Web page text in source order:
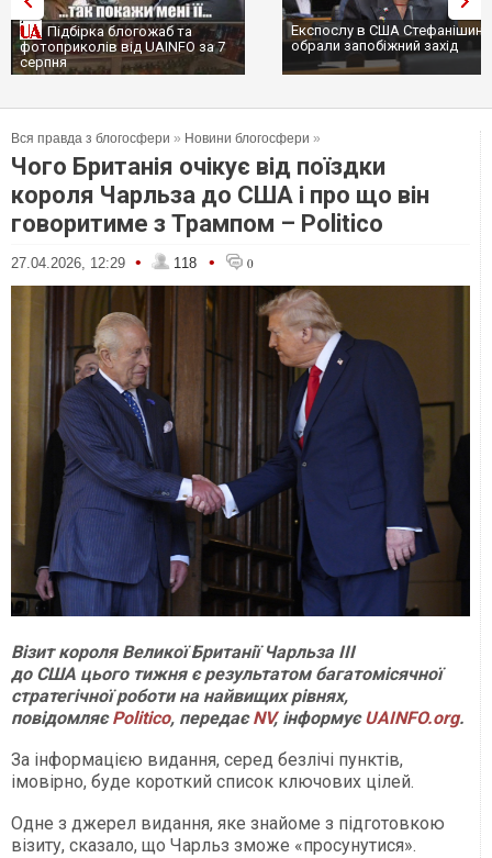
Підбірка блогожаб та
фотоприколів від UAINFO за 7
серпня
Експослу в США
обрали запобіжний захід
Вся правда з блогосфери » Новини блогосфери »
Чого Британія очікує від поїздки
короля Чарльза до США і про що він
говоритиме з Трампом – Politico
27.04.2026, 12:29 • 118 • 0
Візит короля Великої Британії Чарльза III
до США цього тижня є результатом багатомісячної
стратегічної роботи на найвищих рівнях,
повідомляєPolitico, передаєNV, інформуєUAINFO.org.
За інформацією видання, серед безлічі пунктів,
імовірно, буде короткий список ключових цілей.
Одне з джерел видання, яке знайоме з підготовкою
візиту, сказало, що Чарльз зможе «просунутися».